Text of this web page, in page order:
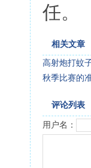
任。
相关文章
高射炮打蚊
秋季比赛的
评论列表
用户名：